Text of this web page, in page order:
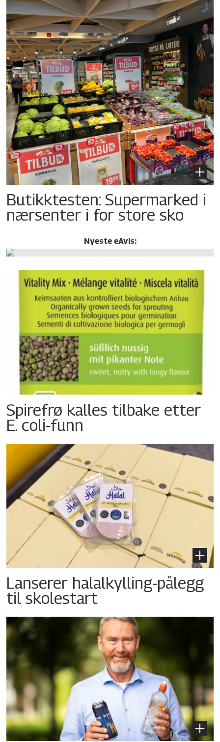
Butikktesten: Supermarked i
nærsenter i for store sko
Nyeste eAvis:
Spirefrø kalles tilbake etter
E. coli-funn
Lanserer halalkylling-­pålegg
til skolestart